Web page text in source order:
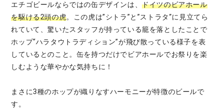
エチゴビールならではの缶デザインは、ドイツのビアホール
を駆ける2頭の虎。この虎は”シトラ”と”ストラタ”に見立てら
れていて、驚いたスタッフが持っている籠を落としたことで
ホップ“ハラタウトラディション”が飛び散っている様子を表
しているとのこと。缶を持つだけでビアホールでお祭りを楽
しむような華やかな気持ちに！
まさに3種のホップが織りなすハーモニーが特徴のビールで
す。